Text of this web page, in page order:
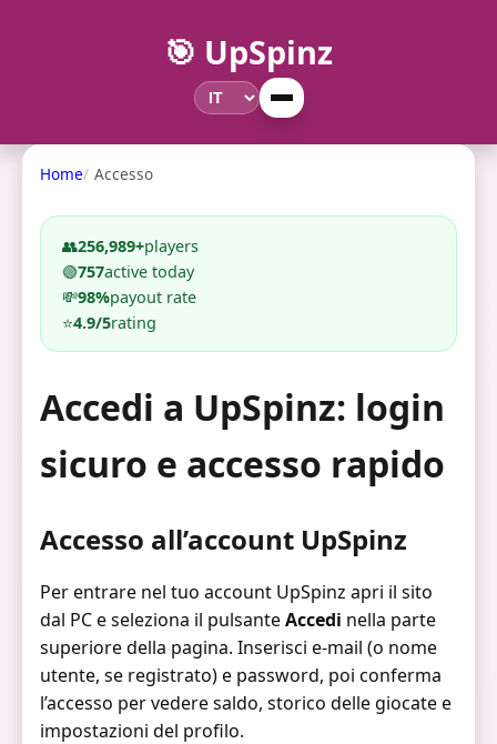
🎯 UpSpinz
Home Accesso
👥256,989+players
🟢757active today
💸98%payout rate
⭐4.9/5rating
Accedi a UpSpinz: login
sicuro e accesso rapido
Accesso all’account UpSpinz
Per entrare nel tuo account UpSpinz apri il sito
dal PC e seleziona il pulsanteAccedi nella parte
superiore della pagina. Inserisci e-mail (o nome
utente, se registrato) e password, poi conferma
l’accesso per vedere saldo, storico delle giocate e
impostazioni del profilo.